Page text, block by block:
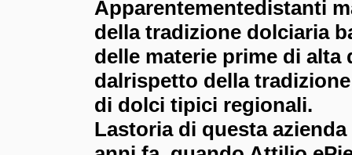
Apparentementedistanti
della tradizione dolciaria
delle materie prime di alta
dalrispetto della
di dolci tipici regionali.
Lastoria di questa azienda